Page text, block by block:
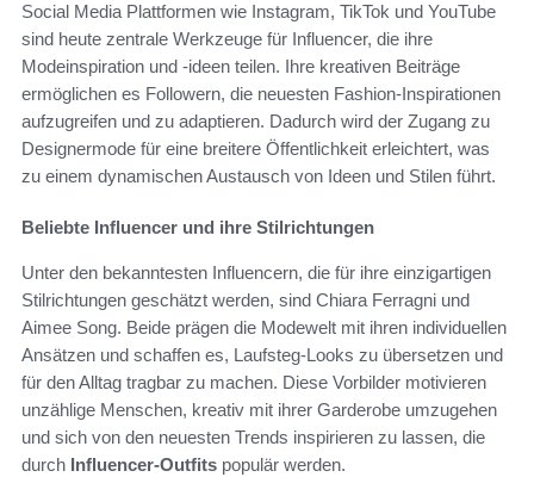
Social Media Plattformen wie Instagram, TikTok und YouTube
sind heute zentrale Werkzeuge für Influencer, die ihre
Modeinspiration und -ideen teilen. Ihre kreativen Beiträge
ermöglichen es Followern, die neuesten Fashion-Inspirationen
aufzugreifen und zu adaptieren. Dadurch wird der Zugang zu
Designermode für eine breitere Öffentlichkeit erleichtert, was
zu einem dynamischen Austausch von Ideen und Stilen führt.
Beliebte Influencer und ihre Stilrichtungen
Unter den bekanntesten Influencern, die für ihre einzigartigen
Stilrichtungen geschätzt werden, sind Chiara Ferragni und
Aimee Song. Beide prägen die Modewelt mit ihren individuellen
Ansätzen und schaffen es, Laufsteg-Looks zu übersetzen und
für den Alltag tragbar zu machen. Diese Vorbilder motivieren
unzählige Menschen, kreativ mit ihrer Garderobe umzugehen
und sich von den neuesten Trends inspirieren zu lassen, die
durch Influencer-Outfits populär werden.